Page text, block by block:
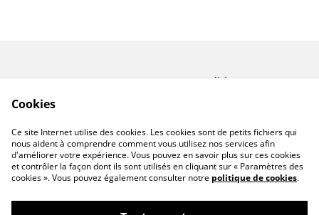
Contactez-nous Conditions
A propos de Miforge
Créations
Cookies
Ce site Internet utilise des cookies. Les cookies sont de petits fichiers qui
nous aident à comprendre comment vous utilisez nos services afin
d'améliorer votre expérience. Vous pouvez en savoir plus sur ces cookies
et contrôler la façon dont ils sont utilisés en cliquant sur « Paramètres des
cookies ». Vous pouvez également consulter notre politique de cookies.